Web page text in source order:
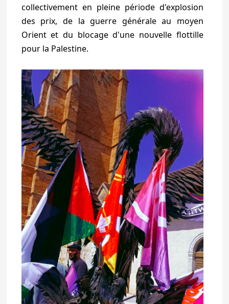
collectivement en pleine période d'explosion
des prix, de la guerre générale au moyen
Orient et du blocage d'une nouvelle flottille
pour la Palestine.